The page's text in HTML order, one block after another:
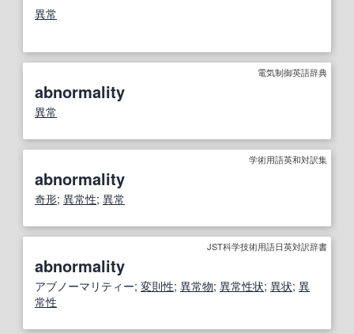
異常
電気制御英語辞典
abnormality
異常
学術用語英和対訳集
abnormality
奇形; 異常性; 異常
JST科学技術用語日英対訳辞書
abnormality
アブノーマリティー; 変則性; 異常物; 異常性状; 異状; 異
常性